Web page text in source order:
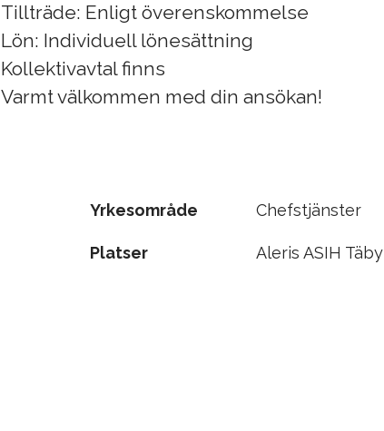
Tillträde: Enligt överenskommelse
Lön: Individuell lönesättning
Kollektivavtal finns
Varmt välkommen med din ansökan!
Yrkesområde Chefstjänster
Platser Aleris ASIH Täby